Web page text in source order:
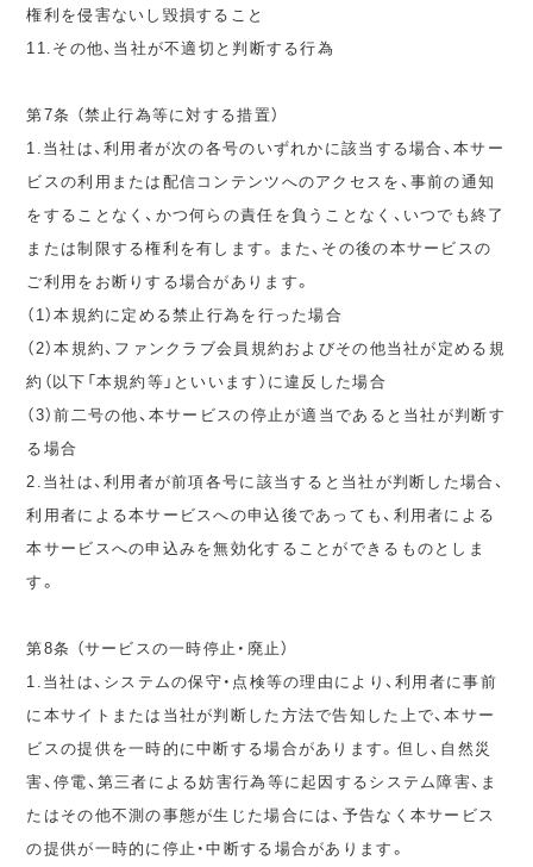
権利を侵害ないし毀損すること
11.その他、当社が不適切と判断する行為
第7条 （禁止行為等に対する措置）
1.当社は、利用者が次の各号のいずれかに該当する場合、本サー
ビスの利用または配信コンテンツへのアクセスを、事前の通知
をすることなく、かつ何らの責任を負うことなく、いつでも終了
または制限する権利を有します。また、その後の本サービスの
ご利用をお断りする場合があります。
（1）本規約に定める禁止行為を行った場合
（2）本規約、ファンクラブ会員規約およびその他当社が定める規
約（以下「本規約等」といいます）に違反した場合
（3）前二号の他、本サービスの停止が適当であると当社が判断す
る場合
2.当社は、利用者が前項各号に該当すると当社が判断した場合、
利用者による本サービスへの申込後であっても、利用者による
本サービスへの申込みを無効化することができるものとしま
す。
第8条 （サービスの一時停止・廃止）
1.当社は、システムの保守・点検等の理由により、利用者に事前
に本サイトまたは当社が判断した方法で告知した上で、本サー
ビスの提供を一時的に中断する場合があります。但し、自然災
害、停電、第三者による妨害行為等に起因するシステム障害、ま
たはその他不測の事態が生じた場合には、予告なく本サービス
の提供が一時的に停止・中断する場合があります。